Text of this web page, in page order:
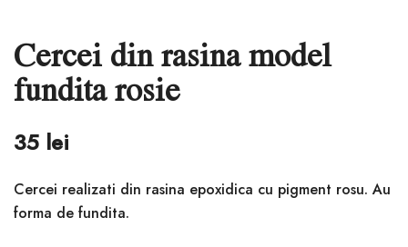
Cercei din rasina model
fundita rosie
35 lei
Cercei realizati din rasina epoxidica cu pigment rosu. Au
forma de fundita.